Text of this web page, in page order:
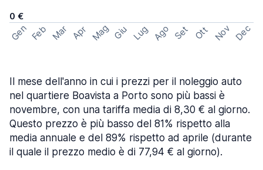
0 €
Gen Feb Mar Apr Mag Giu Lug Ago Set Ott Nov Dec
Il mese dell'anno in cui i prezzi per il noleggio auto
nel quartiere Boavista a Porto sono più bassi è
novembre, con una tariffa media di 8,30 € al giorno.
Questo prezzo è più basso del 81% rispetto alla
media annuale e del 89% rispetto ad aprile (durante
il quale il prezzo medio è di 77,94 € al giorno).